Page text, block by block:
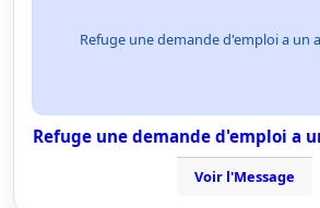
Refuge une demande d'emploi a un
Refuge une demande d'emploi a
Voir l'Message